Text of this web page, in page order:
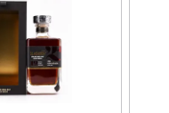
kräuterig-rauchig, süß